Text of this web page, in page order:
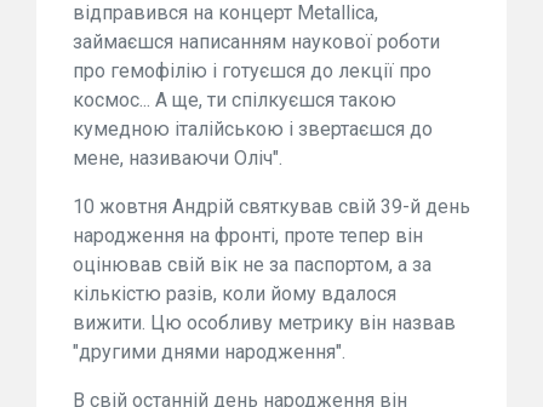
відправився на концерт Metallica,
займаєшся написанням наукової роботи
про гемофілію і готуєшся до лекції про
космос... А ще, ти спілкуєшся такою
кумедною італійською і звертаєшся до
мене, називаючи Оліч".
10 жовтня Андрій святкував свій 39-й день
народження на фронті, проте тепер він
оцінював свій вік не за паспортом, а за
кількістю разів, коли йому вдалося
вижити. Цю особливу метрику він назвав
"другими днями народження".
В свій останній день народження він